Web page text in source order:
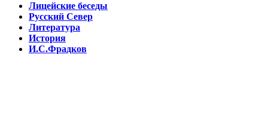
Лицейские беседы
Русский Север
Литература
История
И.С.Фрадков